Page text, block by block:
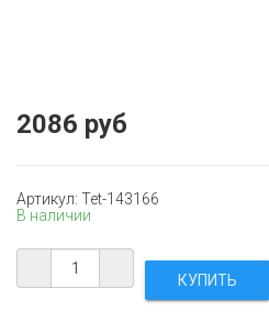
2086 руб
Артикул: Tet-143166
В наличии